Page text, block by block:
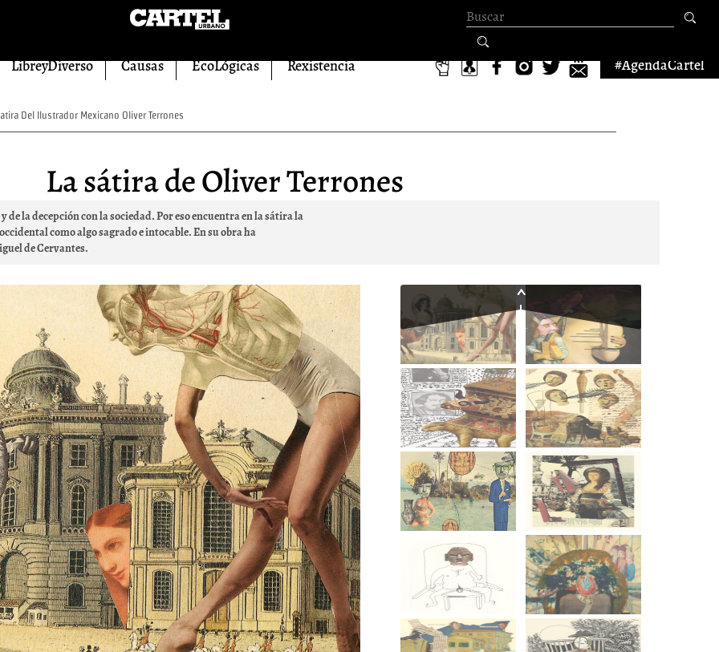
Formulario de
búsqueda
LibreyDiverso Causas EcoLógicas Rexistencia #AgendaCartel
Del Ilustrador Mexicano Oliver Terrones
La sátira de Oliver Terrones
la decepción con la sociedad. Por eso encuentra en la sátira la
como algo sagrado e intocable. En su obra ha
de Cervantes.
1